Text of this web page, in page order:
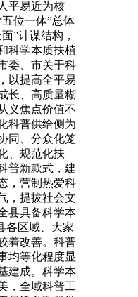
平易近为核
位一体”总体
”计谋结构，
科学本质扶植
委、市关于科
以提高全平易
长、高质量糊
义焦点价值不
科普供给侧为
同、分众化笼
、规范化扶
普新款式，建
，营制热爱科
，提拔社会文
县具备科学本
各区域、大家
着改善。科普
均等化程度显
建成。科学本
，全域科普工